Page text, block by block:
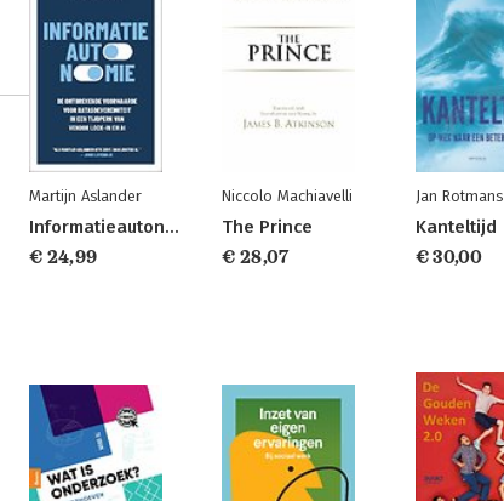
Martijn Aslander
Informatieautonomie
€ 24,99
Niccolo Machiavelli
The Prince
€ 28,07
Jan Rotmans
Kanteltijd
€ 30,00